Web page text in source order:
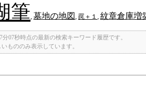
筆 墓地の地図 罠＋１ 紋章倉庫増
分07秒時点の最新の検索キーワード履歴です。
もののみ表示しています。